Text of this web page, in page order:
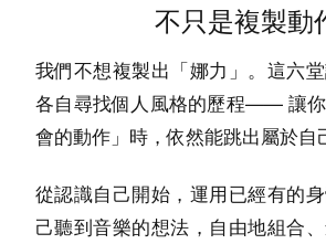
不只是複製動
我們不想複製出「娜力」。這六
各自尋找個人風格的歷程—— 讓你
會的動作」時，依然能跳出屬於自
從認識自己開始，運用已經有的
己聽到音樂的想法， 自由地組合